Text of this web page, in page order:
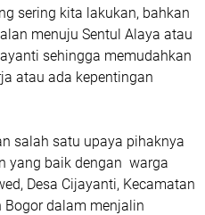
sering kita lakukan, bahkan
menuju Sentul Alaya atau
sehingga memudahkan
atau ada kepentingan
salah satu upaya pihaknya
yang baik dengan warga
Desa Cijayanti, Kecamatan
Bogor dalam menjalin